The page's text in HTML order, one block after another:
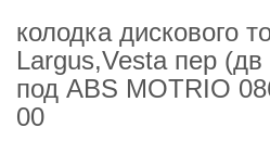
колодка дискового
Largus,Vesta пер
под ABS MOTRIO
00